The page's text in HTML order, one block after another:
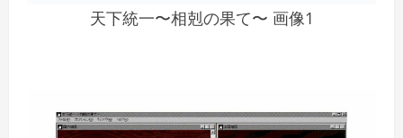
天下統一〜相剋の果て〜 画像1